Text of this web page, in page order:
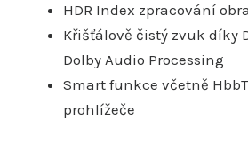
HDR Index zpracování
Křišťálově čistý zvuk díky
Dolby Audio Processing
Smart funkce včetně
prohlížeče